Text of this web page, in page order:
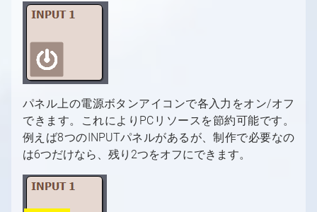
特殊ピン名
シェーダーカテゴリと命名規則
パネル上の電源ボタンアイコンで各入力をオン/オフ
できます。これによりPCリソースを節約可能です。
例えば8つのINPUTパネルがあるが、制作で必要なの
は6つだけなら、残り2つをオフにできます。